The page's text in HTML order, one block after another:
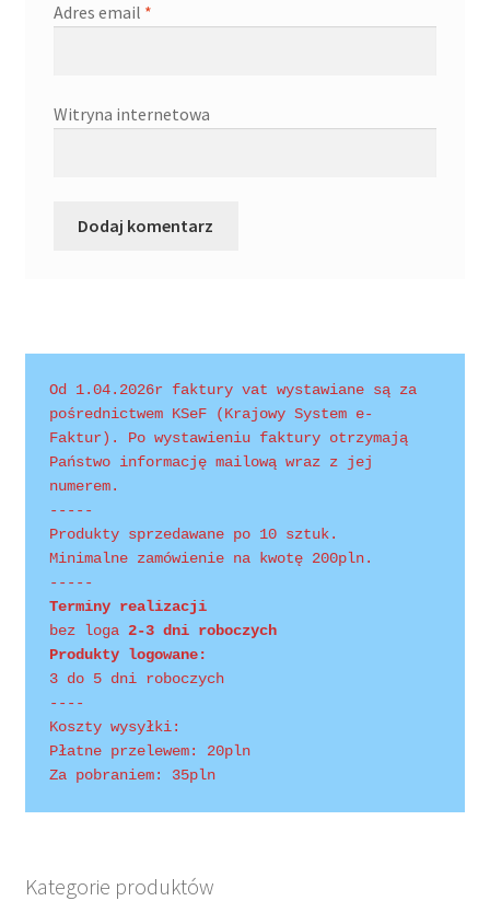
O firmie
Shop
Shopping Tips
Shopping Tips
Terms of Use
Track Your Order
Twój koszyk
Wishlist
Adres email *
Witryna internetowa
Od 1.04.2026r faktury vat wystawiane są za
pośrednictwem KSeF (Krajowy System e-
Faktur). Po wystawieniu faktury otrzymają
Państwo informację mailową wraz z jej
numerem.
-----
Produkty sprzedawane po 10 sztuk.
Minimalne zamówienie na kwotę 200pln.
-----
Terminy realizacji
bez loga 2-3 dni roboczych
Produkty logowane:
3 do 5 dni roboczych
----
Koszty wysyłki:
Płatne przelewem: 20pln
Za pobraniem: 35pln
Kategorie produktów